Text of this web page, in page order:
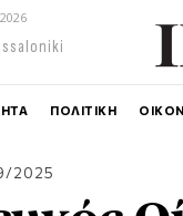
ΠΟΛΙΤΙΚΗ
2025